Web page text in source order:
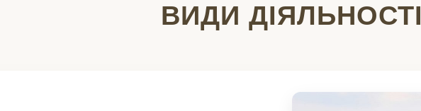
ВИДИ ДІЯЛЬНОСТІ